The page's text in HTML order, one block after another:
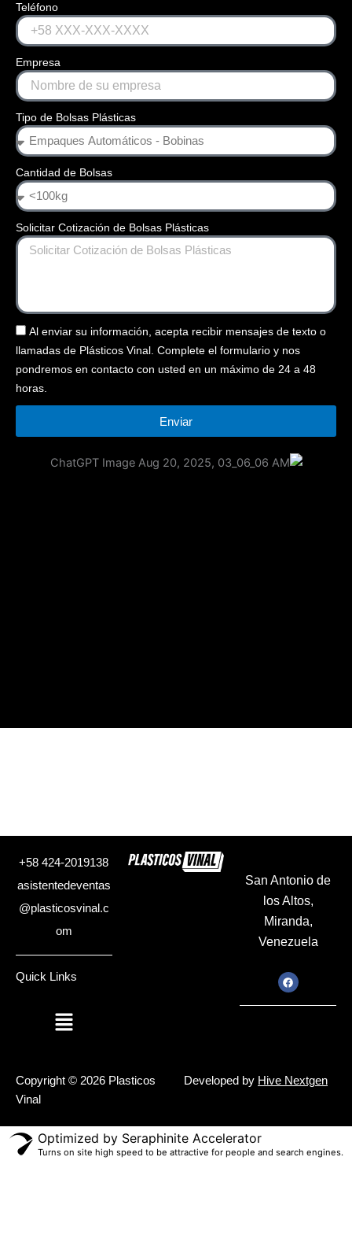
Teléfono
Empresa
Tipo de Bolsas Plásticas
Cantidad de Bolsas
Solicitar Cotización de Bolsas Plásticas
Al enviar su información, acepta recibir mensajes de texto o
llamadas de Plásticos Vinal. Complete el formulario y nos
pondremos en contacto con usted en un máximo de 24 a 48
horas.
Enviar
+58 424-2019138
asistentedeventas
@plasticosvinal.c
om
Quick Links
Menú
San Antonio de
los Altos,
Miranda,
Venezuela
F
a
c
e
Copyright © 2026 Plasticos
Vinal
Developed by Hive Nextgen
Optimized by Seraphinite Accelerator
Turns on site high speed to be attractive for people and search engines.